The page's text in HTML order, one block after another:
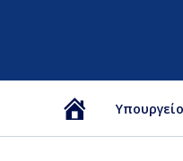
Αρχική
Υπουργείο